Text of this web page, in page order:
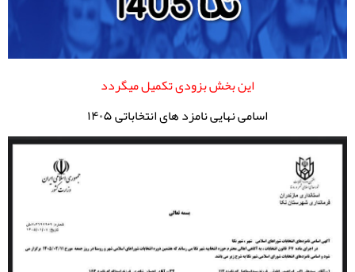
این بخش بزودی تکمیل میگردد
اسامی نهایی نامزد های انتخاباتی ۱۴۰۵